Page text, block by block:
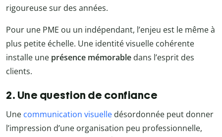
rigoureuse sur des années.
Pour une PME ou un indépendant, l’enjeu est le même à
plus petite échelle. Une identité visuelle cohérente
installe une présence mémorable dans l’esprit des
clients.
2. Une question de confiance
Une communication visuelle désordonnée peut donner
l’impression d’une organisation peu professionnelle,